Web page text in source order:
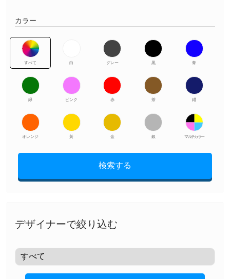
カラー
すべて 白 グレー 黒 青
緑 ピンク 赤 茶 紺
オレンジ 黃 金 銀 マルチカラー
検索する
デザイナーで絞り込む